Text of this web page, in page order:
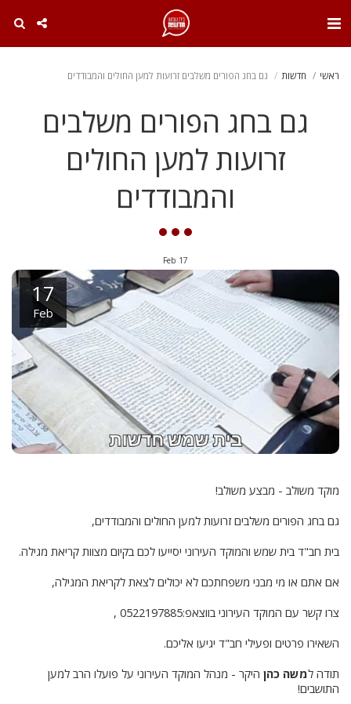
ראשי חדשות גם בחג הפורים משלבים זרועות למען החולים והמבודדים
גם בחג הפורים משלבים
זרועות למען החולים
והמבודדים
17
Feb
17
Feb
מוקד משולב - מבצע משולב!
גם בחג הפורים משלבים זרועות למען החולים והמבודדים,
בית חב"ד בית שמש והמוקד העירוני יסייעו לכם בקיום מצוות קריאת מגילה.
אם אתם או מי מבני משפחתכם לא יכולים לצאת לקריאת המגילה,
צרו קשר עם המוקד העירוני בווצאפ:⁦ 0522197885⁩,
השאירו פרטים ופעילי חב"ד יגיעו אליכם.
תודה למשה כהן היקר - מנהל המוקד העירוני על פועלו הרב למען
התושבים!